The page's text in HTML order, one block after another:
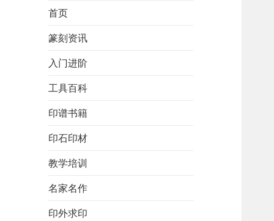
首页
篆刻资讯
入门进阶
工具百科
印谱书籍
印石印材
教学培训
名家名作
印外求印